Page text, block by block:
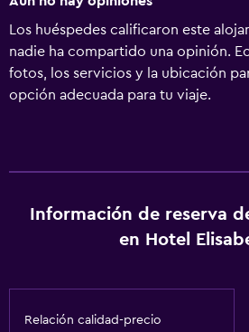
Los huéspedes calificaron este
nadie ha compartido una opinión.
fotos, los servicios y la ubicación
opción adecuada para tu viaje.
Información de reserva
en Hotel
Relación calidad-precio